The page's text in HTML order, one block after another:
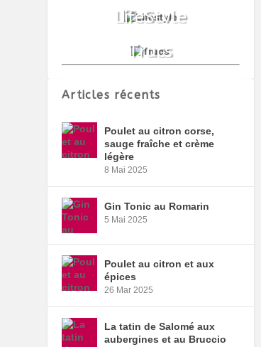
Articles récents
Poulet au citron corse,
sauge fraîche et crème
légère
8 Mai 2025
Gin Tonic au Romarin
5 Mai 2025
Poulet au citron et aux
épices
26 Mar 2025
La tatin de Salomé aux
aubergines et au Bruccio